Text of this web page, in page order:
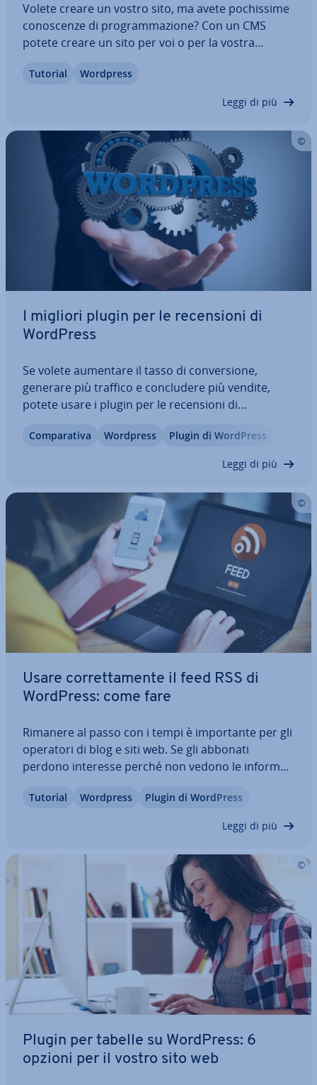
Volete creare un vostro sito, ma avete po­chis­si­me
co­no­scen­ze di pro­gram­ma­zio­ne? Con un CMS
potete creare un sito per voi o per la vostra
HTML. La nostra guida di WordPress vi guida
Tutorial Wordpress
Leggi di più
I migliori plugin per le re­cen­sio­ni di
WordPress
Se volete aumentare il tasso di con­ver­sio­ne,
generare più traffico e con­clu­de­re più vendite,
potete usare i plugin per le re­cen­sio­ni di
smet­to­no fiducia agli altri utenti sulla qualità dei
Com­pa­ra­ti­va Wordpress Plugin di WordPress
Leggi di più
Usare cor­ret­ta­men­te il feed RSS di
WordPress: come fare
Rimanere al passo con i tempi è im­por­tan­te per gli
operatori di blog e siti web. Se gli abbonati
perdono interesse perché non vedono le in­for­ma­
feed RSS di WordPress offre un rimedio. I lettori e
Tutorial Wordpress Plugin di WordPress
Leggi di più
Plugin per tabelle su WordPress: 6
opzioni per il vostro sito web